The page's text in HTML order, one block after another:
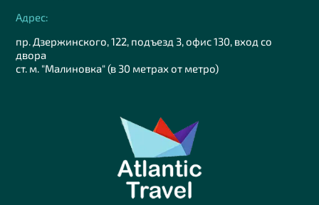
Адрес:
пр. Дзержинского, 122, подъезд 3, офис 130, вход со
двора
ст. м. "Малиновка" (в 30 метрах от метро)